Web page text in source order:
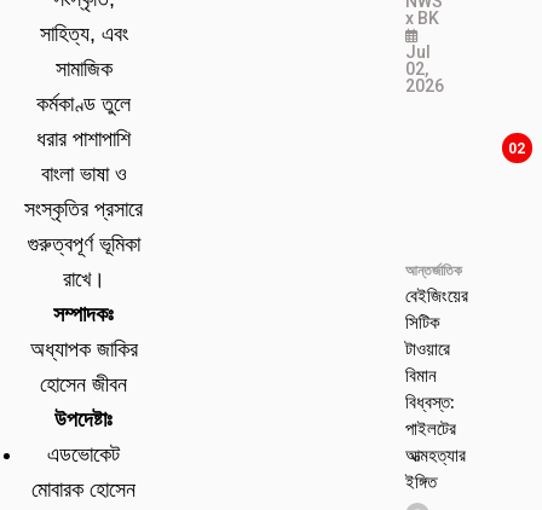
সাহিত্য, এবং
সামাজিক
কর্মকাণ্ড তুলে
ধরার পাশাপাশি
বাংলা ভাষা ও
সংস্কৃতির প্রসারে
গুরুত্বপূর্ণ ভূমিকা
রাখে।
সম্পাদকঃ
অধ্যাপক জাকির
হোসেন জীবন
উপদেষ্টাঃ
এডভোকেট
মোবারক হোসেন
x BK
Jul
02,
2026
02
আন্তর্জাতিক
বেইজিংয়ের
সিটিক
টাওয়ারে
বিমান
বিধ্বস্ত:
পাইলটের
আত্মহত্যার
ইঙ্গিত